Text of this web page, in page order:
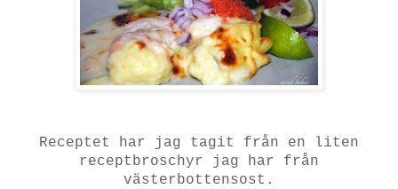
Receptet har jag tagit från en liten
receptbroschyr jag har från
västerbottensost.